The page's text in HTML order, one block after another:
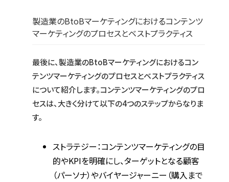
製造業のBtoBマーケティングにおけるコンテンツ
マーケティングのプロセスとベストプラクティス
最後に、製造業のBtoBマーケティングにおけるコン
テンツマーケティングのプロセスとベストプラクティス
について紹介します。コンテンツマーケティングのプロ
セスは、大きく分けて以下の4つのステップからなりま
す。
ストラテジー：コンテンツマーケティングの目
的やKPIを明確にし、ターゲットとなる顧客
（パーソナ）やバイヤージャーニー（購入まで